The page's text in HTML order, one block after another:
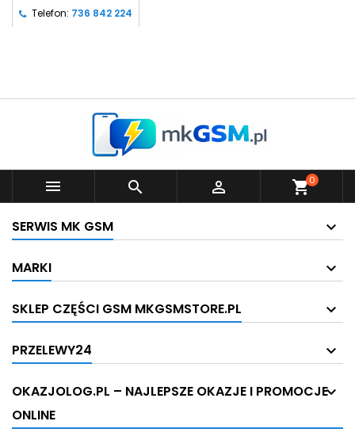
Telefon: 736 842 224
   shopping_cart0
SERWIS MK GSM
MARKI
SKLEP CZĘŚCI GSM MKGSMSTORE.PL
PRZELEWY24
OKAZJOLOG.PL – NAJLEPSZE OKAZJE I PROMOCJE
ONLINE